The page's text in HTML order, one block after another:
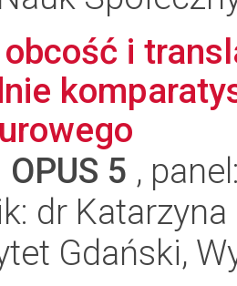
i
OPUS 5 ,
dr
Gdański,